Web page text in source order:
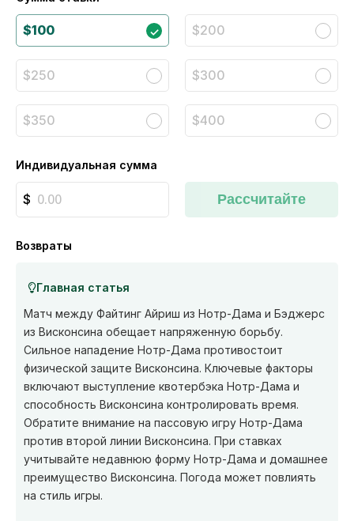
$100 $200
$250 $300
$350 $400
Индивидуальная сумма
Рассчитайте
Возвраты
Главная статья
Матч между Файтинг Айриш из Нотр-Дама и Бэджерс
из Висконсина обещает напряженную борьбу.
Сильное нападение Нотр-Дама противостоит
физической защите Висконсина. Ключевые факторы
включают выступление квотербэка Нотр-Дама и
способность Висконсина контролировать время.
Обратите внимание на пассовую игру Нотр-Дама
против второй линии Висконсина. При ставках
учитывайте недавнюю форму Нотр-Дама и домашнее
преимущество Висконсина. Погода может повлиять
на стиль игры.